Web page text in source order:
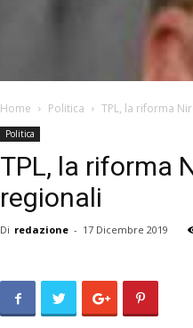
Home Politica TPL, la riforma
Politica
TPL, la riforma
regionali
Di redazione - 17 Dicembre 2019